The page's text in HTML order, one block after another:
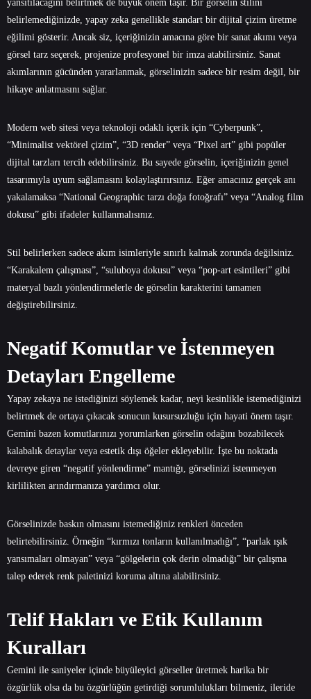
yansıtılacağını belirtmek de büyük önem taşır. Bir görselin stilini
belirlemediğinizde, yapay zeka genellikle standart bir dijital çizim üretme
eğilimi gösterir. Ancak siz, içeriğinizin amacına göre bir sanat akımı veya
görsel tarz seçerek, projenize profesyonel bir imza atabilirsiniz. Sanat
akımlarının gücünden yararlanmak, görselinizin sadece bir resim değil, bir
hikaye anlatmasını sağlar.
Modern web sitesi veya teknoloji odaklı içerik için “Cyberpunk”,
“Minimalist vektörel çizim”, “3D render” veya “Pixel art” gibi popüler
dijital tarzları tercih edebilirsiniz. Bu sayede görselin, içeriğinizin genel
tasarımıyla uyum sağlamasını kolaylaştırırsınız. Eğer amacınız gerçek anı
yakalamaksa “National Geographic tarzı doğa fotoğrafı” veya “Analog film
dokusu” gibi ifadeler kullanmalısınız.
Stil belirlerken sadece akım isimleriyle sınırlı kalmak zorunda değilsiniz.
“Karakalem çalışması”, “suluboya dokusu” veya “pop-art esintileri” gibi
materyal bazlı yönlendirmelerle de görselin karakterini tamamen
değiştirebilirsiniz.
Negatif Komutlar ve İstenmeyen
Detayları Engelleme
Yapay zekaya ne istediğinizi söylemek kadar, neyi kesinlikle istemediğinizi
belirtmek de ortaya çıkacak sonucun kusursuzluğu için hayati önem taşır.
Gemini bazen komutlarınızı yorumlarken görselin odağını bozabilecek
kalabalık detaylar veya estetik dışı öğeler ekleyebilir. İşte bu noktada
devreye giren “negatif yönlendirme” mantığı, görselinizi istenmeyen
kirlilikten arındırmanıza yardımcı olur.
Görselinizde baskın olmasını istemediğiniz renkleri önceden
belirtebilirsiniz. Örneğin “kırmızı tonların kullanılmadığı”, “parlak ışık
yansımaları olmayan” veya “gölgelerin çok derin olmadığı” bir çalışma
talep ederek renk paletinizi koruma altına alabilirsiniz.
Telif Hakları ve Etik Kullanım
Kuralları
Gemini ile saniyeler içinde büyüleyici görseller üretmek harika bir
özgürlük olsa da bu özgürlüğün getirdiği sorumlulukları bilmeniz, ileride